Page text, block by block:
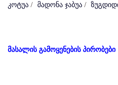
კოტუა / მადონა ჯაბუა /
მასალის გამოყენების პირობები